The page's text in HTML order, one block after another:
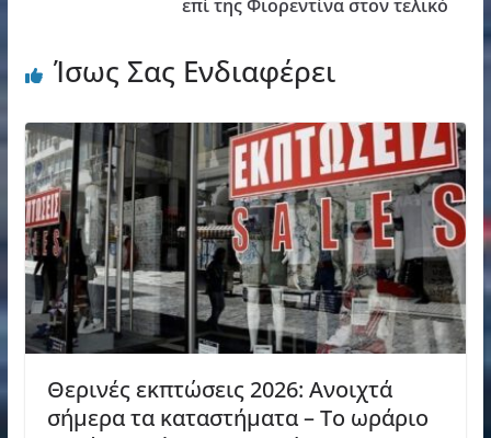
επί της Φιορεντίνα στον τελικό
Ίσως Σας Ενδιαφέρει
Θερινές εκπτώσεις 2026: Ανοιχτά
σήμερα τα καταστήματα – Το ωράριο